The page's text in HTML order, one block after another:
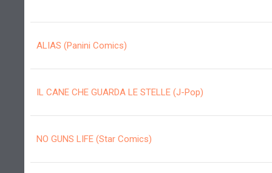
ALIAS (Panini Comics)
IL CANE CHE GUARDA LE STELLE (J-Pop)
NO GUNS LIFE (Star Comics)